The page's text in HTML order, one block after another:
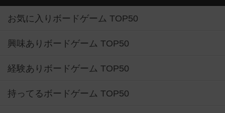
お気に入りボードゲーム TOP50
興味ありボードゲーム TOP50
経験ありボードゲーム TOP50
持ってるボードゲーム TOP50